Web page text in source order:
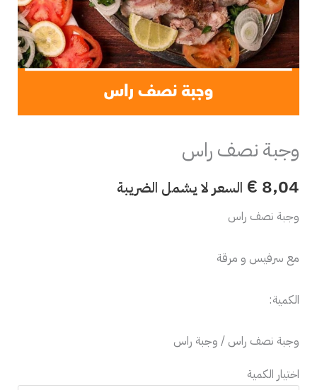
وجبة نصف راس
€ 8,04 السعر لا يشمل الضريبة
وجبة نصف راس
مع سرفيس و مرقة
الكمية:
وجبة نصف راس / وجبة راس
اختيار الكمية